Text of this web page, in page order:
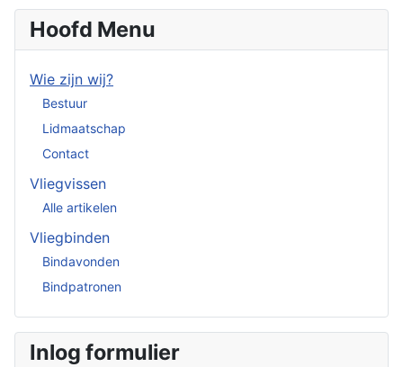
Hoofd Menu
Wie zijn wij?
Bestuur
Lidmaatschap
Contact
Vliegvissen
Alle artikelen
Vliegbinden
Bindavonden
Bindpatronen
Inlog formulier